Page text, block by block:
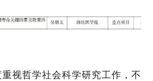
视哲学社会科学研究工作，不